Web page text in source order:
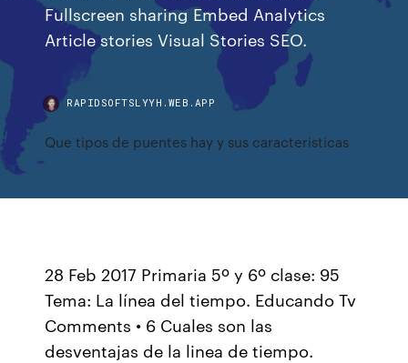
Fullscreen sharing Embed Analytics
Article stories Visual Stories SEO.
RAPIDSOFTSLYYH.WEB.APP
Que tipos de puentes hay y sus caracteristicas
28 Feb 2017 Primaria 5º y 6º clase: 95
Tema: La línea del tiempo. Educando Tv
Comments • 6 Cuales son las
desventajas de la linea de tiempo.